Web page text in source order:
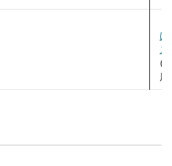
け
ス
用